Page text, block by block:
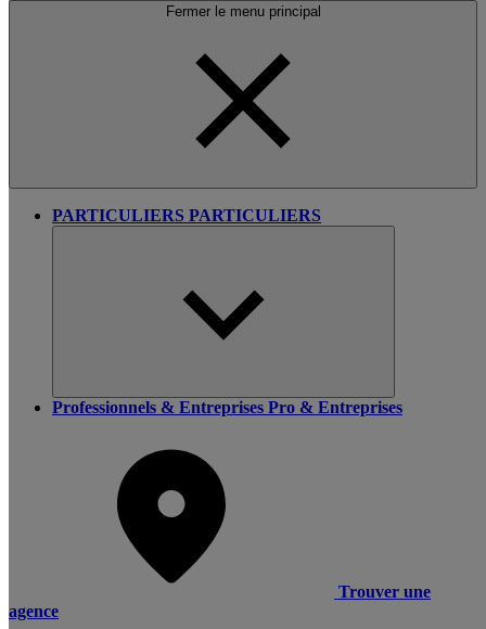
Fermer le menu principal
PARTICULIERS PARTICULIERS
Professionnels & Entreprises Pro & Entreprises
Trouver une
agence